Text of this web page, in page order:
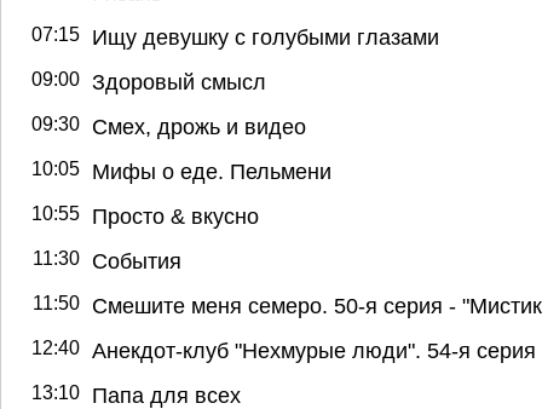
07:15 Ищу девушку с голубыми глазами
09:00 Здоровый смысл
09:30 Смех, дрожь и видео
10:05 Мифы о еде. Пельмени
10:55 Просто & вкусно
11:30 События
11:50 Смешите меня семеро. 50-я серия -
12:40 Анекдот-клуб "Нехмурые люди". 54-я серия
13:10 Папа для всех